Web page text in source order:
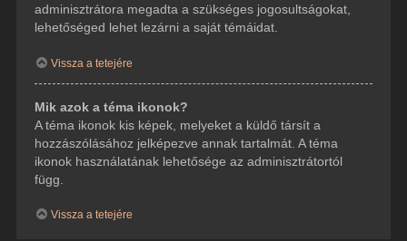
adminisztrátora megadta a szükséges jogosultságokat,
lehetőséged lehet lezárni a saját témáidat.
Vissza a tetejére
Mik azok a téma ikonok?
A téma ikonok kis képek, melyeket a küldő társít a
hozzászólásához jelképezve annak tartalmát. A téma
ikonok használatának lehetősége az adminisztrátortól
függ.
Vissza a tetejére